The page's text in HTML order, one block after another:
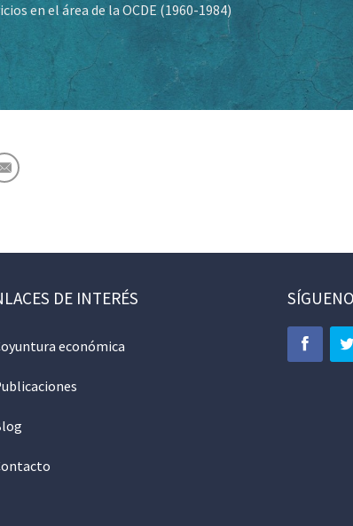
en el área de la OCDE (1960-1984)
DE INTERÉS
económica